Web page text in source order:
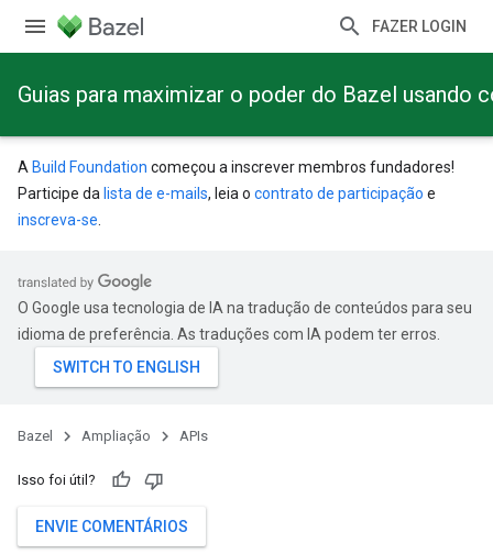
FAZER LOGIN
Guias para maximizar o poder do Bazel usando
A Build Foundation começou a inscrever membros fundadores!
Participe da lista de e-mails, leia o contrato de participação e
inscreva-se
O Google usa tecnologia de IA na tradução de conteúdos para seu
idioma de preferência. As traduções com IA podem ter erros.
Bazel Ampliação APIs
Isso foi útil?
ENVIE COMENTÁRIOS